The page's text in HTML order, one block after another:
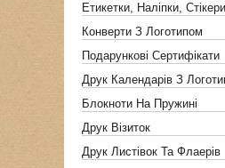
Етикетки, Наліпки, Стікери
Конверти З Логотипом
Подарункові Сертифікати
Друк Календарів З
Блокноти На Пружині
Друк Візиток
Друк Листівок Та Флаерів